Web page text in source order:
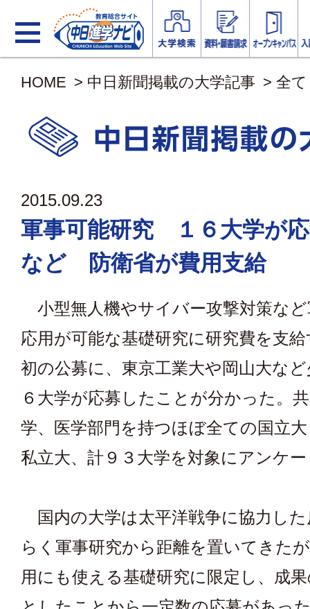
HOME > 中日新聞掲載の大学記事 > 全て
2015.09.23
軍事可能研究 １６大学が
など 防衛省が費用支給
小型無人機やサイバー攻撃対策な
応用が可能な基礎研究に研究費を支
初の公募に、東京工業大や岡山大な
６大学が応募したことが分かった。
学、医学部門を持つほぼ全ての国立
私立大、計９３大学を対象にアンケ
国内の大学は太平洋戦争に協力し
らく軍事研究から距離を置いてきた
用にも使える基礎研究に限定し、成